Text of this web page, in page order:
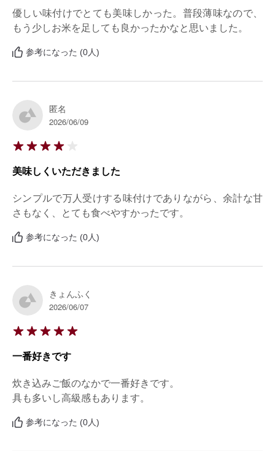
優しい味付けでとても美味しかった。普段薄味なので、
もう少しお米を足しても良かったかなと思いました。
参考になった (0人)
匿名
2026/06/09
美味しくいただきました
シンプルで万人受けする味付けでありながら、余計な甘
さもなく、とても食べやすかったです。
参考になった (0人)
きょんふく
2026/06/07
一番好きです
炊き込みご飯のなかで一番好きです。
具も多いし高級感もあります。
参考になった (0人)